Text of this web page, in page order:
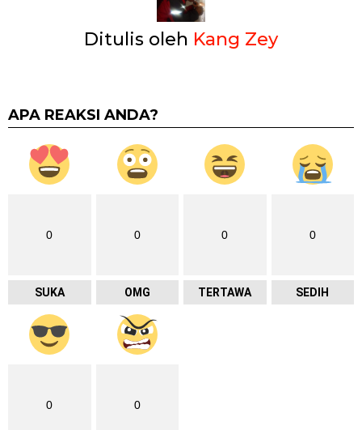
Ditulis oleh Kang Zey
APA REAKSI ANDA?
0
SUKA
0
OMG
0
TERTAWA
0
SEDIH
0 0